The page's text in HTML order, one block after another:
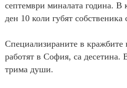
септември миналата година. В
ден 10 коли губят собственика
Специализираните в кражбите
работят в София, са десетина.
трима души.